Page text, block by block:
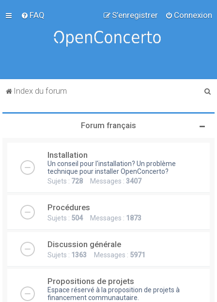
FAQ Connexion
S’enregistrer
Index du forum
Forum français
Installation
Un conseil pour l'installation? Un problème
technique pour installer OpenConcerto?
Sujets : 728 Messages : 3407
Procédures
Sujets : 504Messages : 1873
Discussion générale
Sujets : 1363 Messages : 5971
Propositions de projets
Espace réservé à la proposition de projets à
financement communautaire.